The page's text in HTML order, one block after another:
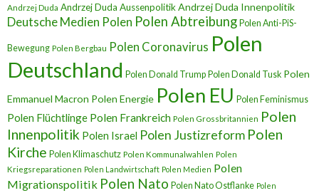
Andrzej Duda Andrzej Duda AussenpolitikAndrzej Duda Innenpolitik
Deutsche Medien Polen Polen Abtreibung Polen Anti-PiS-
Bewegung Polen Bergbau Polen Coronavirus Polen
Deutschland Polen Donald Trump Polen Donald Tusk Polen
Emmanuel Macron Polen Energie Polen EU Polen Feminismus
Polen Flüchtlinge Polen Frankreich Polen Grossbritannien Polen
Innenpolitik Polen Israel Polen Justizreform Polen
Kirche Polen Klimaschutz Polen Kommunalwahlen Polen
Kriegsreparationen Polen Landwirtschaft Polen Medien Polen
Migrationspolitik Polen Nato Polen Nato Ostflanke Polen